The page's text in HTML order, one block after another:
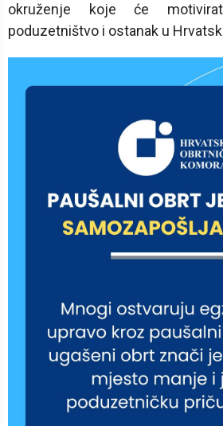
okruženje koje će
poduzetništvo i ostanak u